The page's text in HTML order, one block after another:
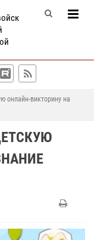
онлайн-викторину на